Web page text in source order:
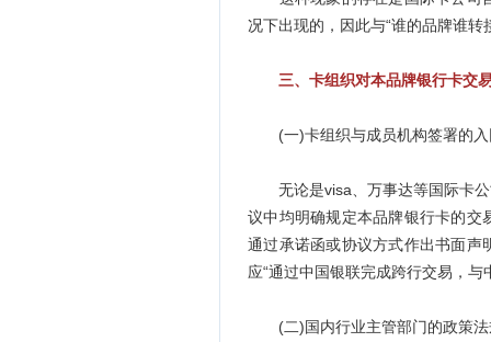
况下出现的，因此与“谁的品牌谁转
三、卡组织对本品牌银行卡交
(一)卡组织与成员机构签署的入
无论是visa、万事达等国际卡公
议中均明确规定本品牌银行卡的交
通过承诺函或协议方式作出书面声
应“通过中国银联完成跨行交易，
(二)国内行业主管部门的政策法